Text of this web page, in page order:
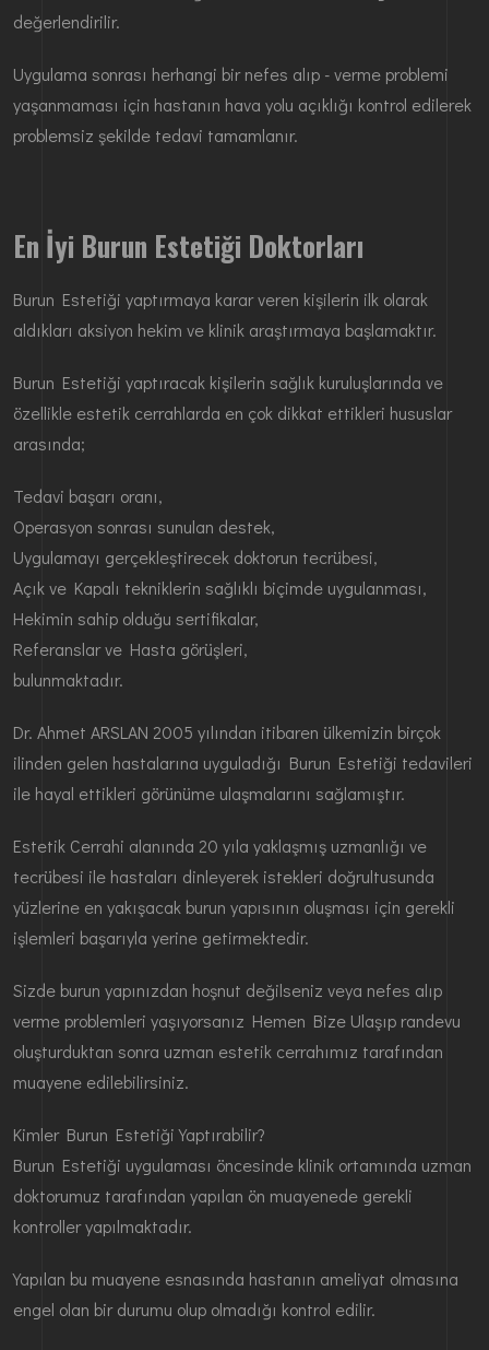
değerlendirilir.
Uygulama sonrası herhangi bir nefes alıp - verme problemi
yaşanmaması için hastanın hava yolu açıklığı kontrol edilerek
problemsiz şekilde tedavi tamamlanır.
En İyi Burun Estetiği Doktorları
Burun Estetiği yaptırmaya karar veren kişilerin ilk olarak
aldıkları aksiyon hekim ve klinik araştırmaya başlamaktır.
Burun Estetiği yaptıracak kişilerin sağlık kuruluşlarında ve
özellikle estetik cerrahlarda en çok dikkat ettikleri hususlar
arasında;
Tedavi başarı oranı,
Operasyon sonrası sunulan destek,
Uygulamayı gerçekleştirecek doktorun tecrübesi,
Açık ve Kapalı tekniklerin sağlıklı biçimde uygulanması,
Hekimin sahip olduğu sertifikalar,
Referanslar ve Hasta görüşleri,
bulunmaktadır.
Dr. Ahmet ARSLAN 2005 yılından itibaren ülkemizin birçok
ilinden gelen hastalarına uyguladığı Burun Estetiği tedavileri
ile hayal ettikleri görünüme ulaşmalarını sağlamıştır.
Estetik Cerrahi alanında 20 yıla yaklaşmış uzmanlığı ve
tecrübesi ile hastaları dinleyerek istekleri doğrultusunda
yüzlerine en yakışacak burun yapısının oluşması için gerekli
işlemleri başarıyla yerine getirmektedir.
Sizde burun yapınızdan hoşnut değilseniz veya nefes alıp
verme problemleri yaşıyorsanız Hemen Bize Ulaşıp randevu
oluşturduktan sonra uzman estetik cerrahımız tarafından
muayene edilebilirsiniz.
Kimler Burun Estetiği Yaptırabilir?
Burun Estetiği uygulaması öncesinde klinik ortamında uzman
doktorumuz tarafından yapılan ön muayenede gerekli
kontroller yapılmaktadır.
Yapılan bu muayene esnasında hastanın ameliyat olmasına
engel olan bir durumu olup olmadığı kontrol edilir.